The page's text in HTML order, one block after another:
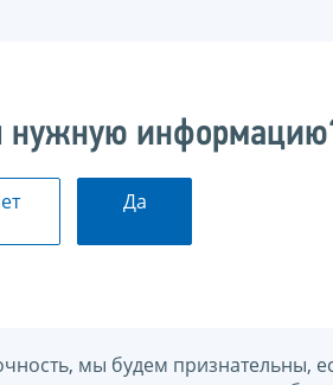
Да
мы будем признательны,